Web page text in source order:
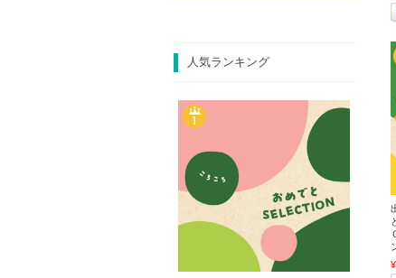
人気ランキング